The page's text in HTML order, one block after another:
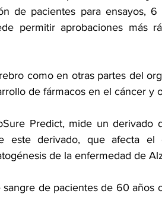
de pacientes para ensayos,
permitir aprobaciones más
como en otras partes del
de fármacos en el cáncer y
Predict, mide un derivado
este derivado, que afecta el
de la enfermedad de
de pacientes de 60 años